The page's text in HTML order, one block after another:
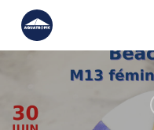
main